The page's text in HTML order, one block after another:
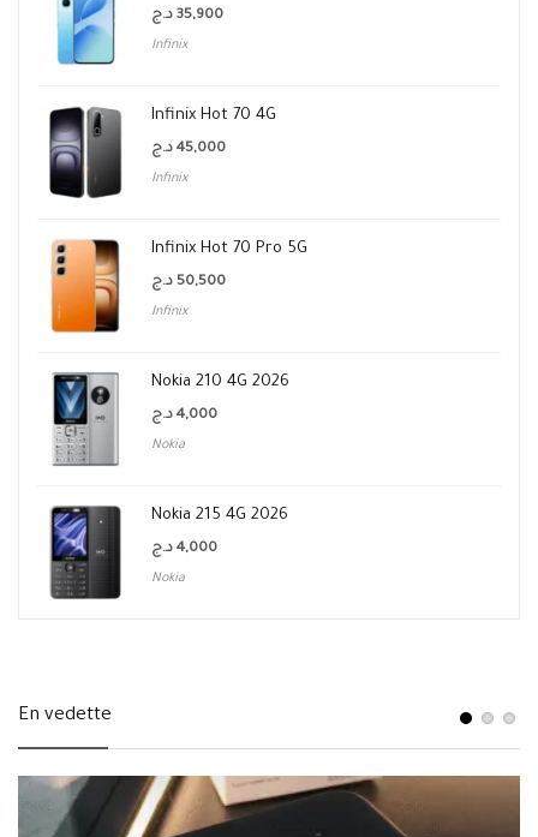
35,900 د.ج
Infinix
Infinix Hot 70 4G
45,000 د.ج
Infinix
Infinix Hot 70 Pro 5G
50,500 د.ج
Infinix
Nokia 210 4G 2026
4,000 د.ج
Nokia
Nokia 215 4G 2026
4,000 د.ج
Nokia
En vedette